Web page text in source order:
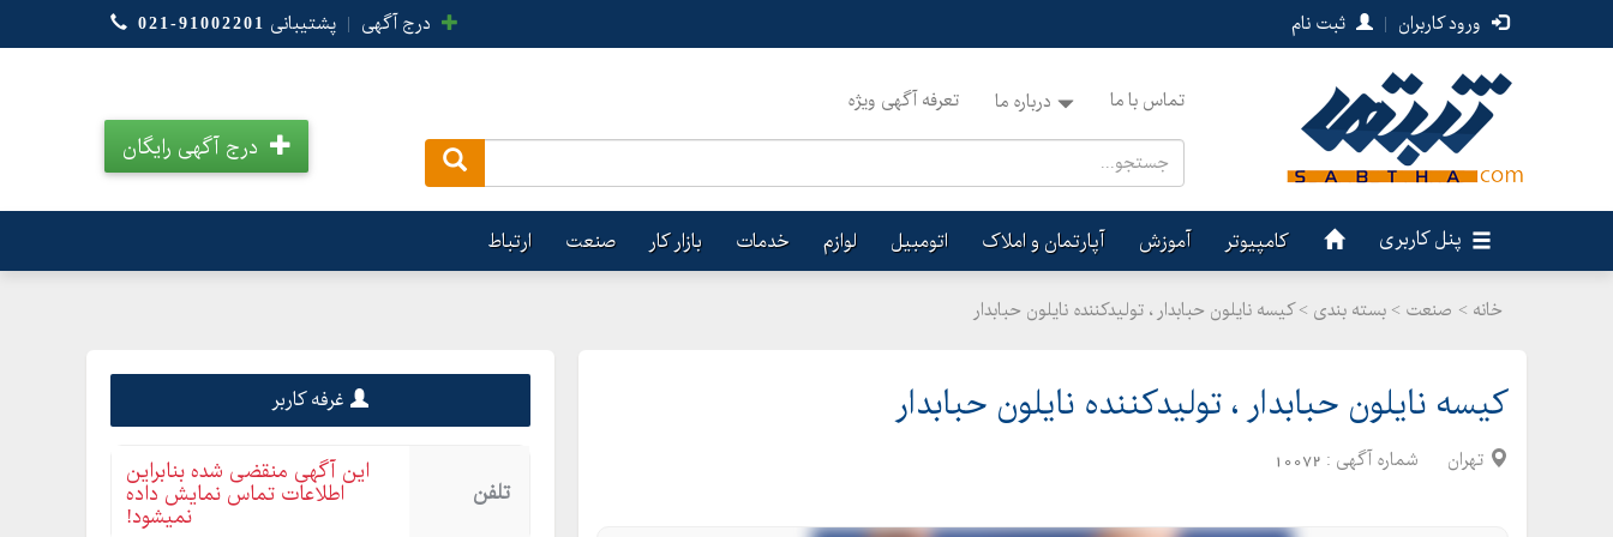
ورود کاربران | ثبت نام درج آگهی | پشتیبانی 021-91002201
تماس با ما درباره ما تعرفه آگهی ویژه
درج آگهی رایگان
پنل کاربری کامپیوتر آموزش آپارتمان و املاک اتومبیل لوازم خدمات بازار کار صنعت ارتباط
خانه > صنعت > بسته بندی > کیسه نایلون حبابدار ، تولیدکننده نایلون حبابدار
کیسه نایلون حبابدار ، تولیدکننده نایلون حبابدار
تهران شماره آگهی : 10072
غرفه کاربر
تلفن
این آگهی منقضی شده بنابراین
اطلاعات تماس نمایش داده
نمیشود!